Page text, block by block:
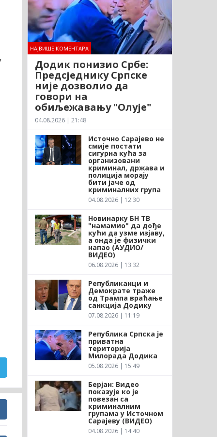
НАЈВИШЕ КОМЕНТАРА
Додик понизио Србе:
Предсједнику Српске
није дозволио да
говори на
обиљежавању "Олује"
04.08.2026 | 21:48
Источно Сарајево не
смије постати
сигурна кућа за
организовани
криминал, држава и
полиција морају
бити јаче од
криминалних група
04.08.2026 | 12:30
Новинарку БН ТВ
"намамио" да дође
кући да узме изјаву,
а онда је физички
напао (АУДИО/
ВИДЕО)
06.08.2026 | 13:32
Републиканци и
Демократе траже
од Трампа враћање
санкција Додику
07.08.2026 | 11:19
Република Српска је
приватна
територија
Милорада Додика
05.08.2026 | 15:49
Берјан: Видео
показује ко је
повезан са
криминалним
групама у Источном
Сарајеву (ВИДЕО)
04.08.2026 | 14:40